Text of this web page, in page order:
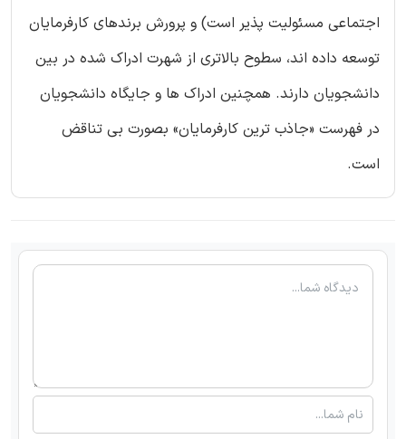
اجتماعی مسئولیت پذیر است) و پرورش برندهای کارفرمایان
توسعه داده اند، سطوح بالاتری از شهرت ادراک شده در بین
دانشجویان دارند. همچنین ادراک ها و جایگاه دانشجویان
در فهرست «جاذب ترین کارفرمایان» بصورت بی تناقض
است.